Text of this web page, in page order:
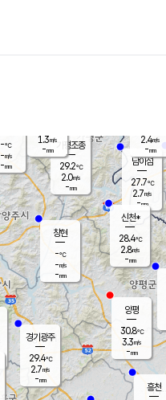
남이섬
27.7℃
2.7m/s
-mm
경기광주
29.4℃
2.7m/s
-mm
2.4m/s
-mm
가평조종
29.2℃
2.0m/s
-mm
-℃
-m/s
-mm
신천*
28.4℃
2.8m/s
-mm
창현
-℃
-m/s
-mm
1.3m/s
-mm
흥천
양평
30.8℃
3.3m/s
-mm